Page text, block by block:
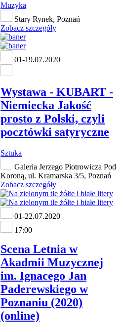
Muzyka
Stary Rynek, Poznań
Zobacz szczegóły
01-19.07.2020
Wystawa - KUBART -
Niemiecka Jakość
prosto z Polski, czyli
pocztówki satyryczne
Sztuka
Galeria Jerzego Piotrowicza Pod
Koroną, ul. Kramarska 3/5, Poznań
Zobacz szczegóły
01-22.07.2020
17:00
Scena Letnia w
Akadmii Muzycznej
im. Ignacego Jan
Paderewskiego w
Poznaniu (2020)
(online)